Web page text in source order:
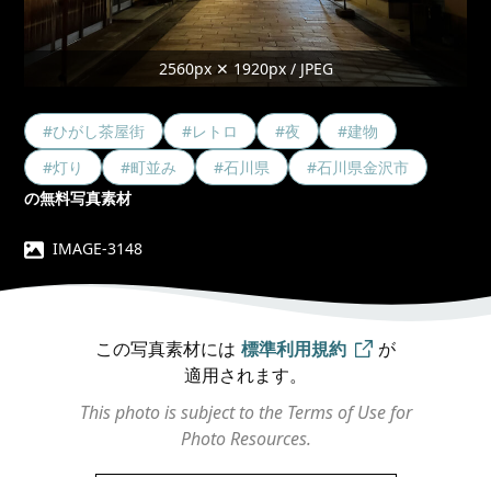
2560px ✕ 1920px / JPEG
#ひがし茶屋街 #レトロ #夜
#建物
#灯り
#町並み #石川県
#石川県金沢市
の無料写真素材
IMAGE-3148
この写真素材には 標準利用規約
が
適用されます。
This photo is subject to the Terms of Use for
Photo Resources.